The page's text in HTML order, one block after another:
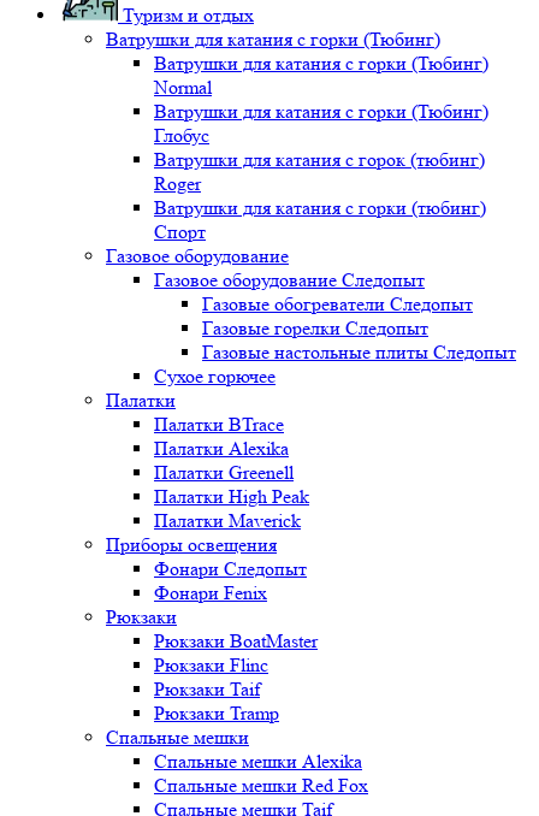
Туризм и отдых
Ватрушки для катания с горки (Тюбинг)
Ватрушки для катания с горки (Тюбинг)
Normal
Ватрушки для катания с горки (Тюбинг)
Глобус
Ватрушки для катания с горок (тюбинг)
Roger
Ватрушки для катания с горки (тюбинг)
Спорт
Газовое оборудование
Газовое оборудование Следопыт
Газовые обогреватели Следопыт
Газовые горелки Следопыт
Газовые настольные плиты Следопыт
Сухое горючее
Палатки
Палатки BTrace
Палатки Alexika
Палатки Greenell
Палатки High Peak
Палатки Maverick
Приборы освещения
Фонари Следопыт
Фонари Fenix
Рюкзаки
Рюкзаки BoatMaster
Рюкзаки Flinc
Рюкзаки Taif
Рюкзаки Tramp
Спальные мешки
Спальные мешки Alexika
Спальные мешки Red Fox
Спальные мешки Taif